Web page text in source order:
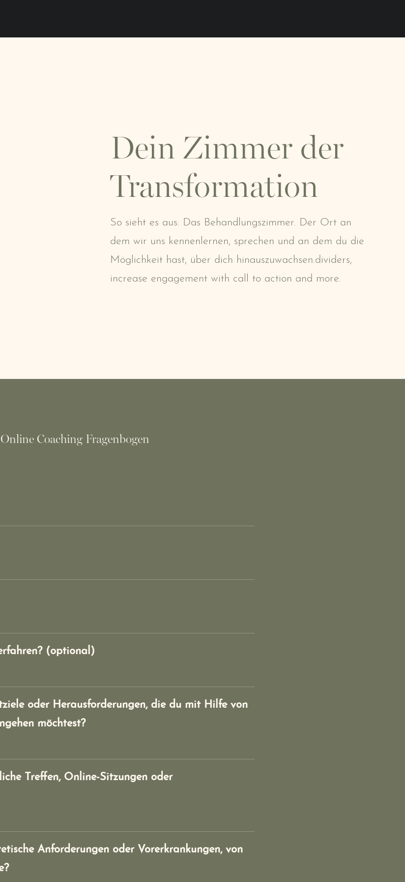
Dein Zimmer der
Transformation
So sieht es aus: Das Behandlungszimmer. Der Ort an
dem wir uns kennenlernen, sprechen und an dem du die
Möglichkeit hast, über dich hinauszuwachsen.dividers,
increase engagement with call to action and more.
Online Coaching Fragenbogen
(optional)
oder Herausforderungen, die du mit Hilfe von
möchtest?
Treffen, Online-Sitzungen oder
Anforderungen oder Vorerkrankungen, von